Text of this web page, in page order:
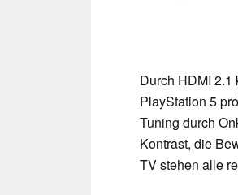
Durch HDMI
PlayStation 5
Tuning durch
Kontrast, die
TV stehen alle